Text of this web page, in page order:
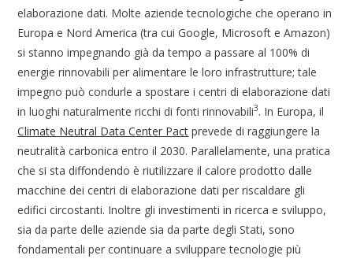
elaborazione dati. Molte aziende tecnologiche che operano in
Europa e Nord America (tra cui Google, Microsoft e Amazon)
si stanno impegnando già da tempo a passare al 100% di
energie rinnovabili per alimentare le loro infrastrutture; tale
impegno può condurle a spostare i centri di elaborazione dati
in luoghi naturalmente ricchi di fonti rinnovabili3. In Europa, il
Climate Neutral Data Center Pact prevede di raggiungere la
neutralità carbonica entro il 2030. Parallelamente, una pratica
che si sta diffondendo è riutilizzare il calore prodotto dalle
macchine dei centri di elaborazione dati per riscaldare gli
edifici circostanti. Inoltre gli investimenti in ricerca e sviluppo,
sia da parte delle aziende sia da parte degli Stati, sono
fondamentali per continuare a sviluppare tecnologie più